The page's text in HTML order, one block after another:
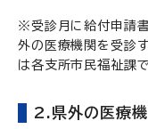
※受診月に給付申請書
外の医療機関を受診
は各支所市民福祉課
2.県外の医療